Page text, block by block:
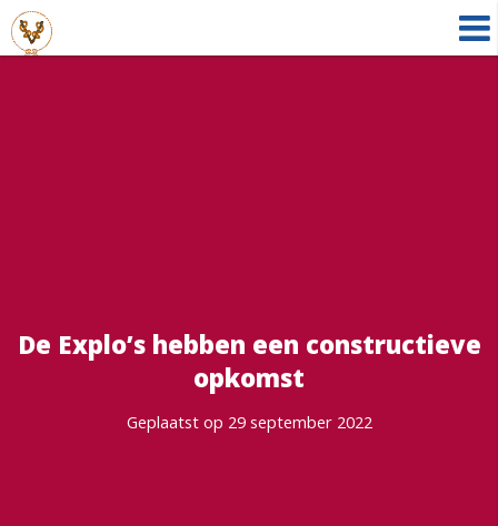
De Explo’s hebben een constructieve
opkomst
Geplaatst op 29 september 2022